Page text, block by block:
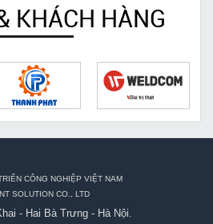
KHÁCH HÀNG
CÔNG NGHIỆP VIỆT NAM
SOLUTION CO., LTD
- Hai Bà Trưng - Hà Nội.